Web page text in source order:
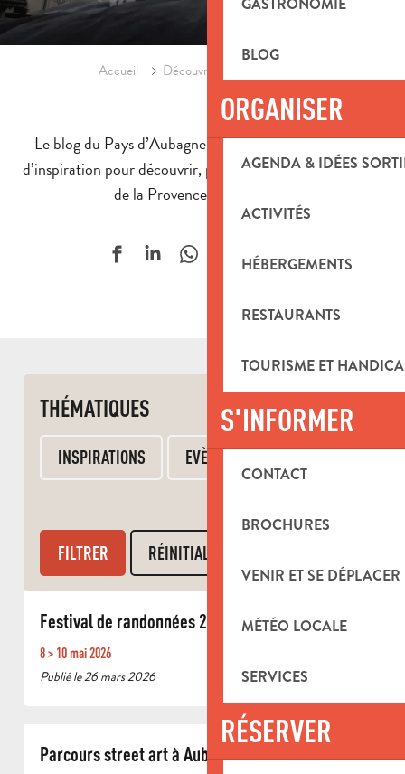
BLOG
ORGANISER
AGENDA & IDÉES
ACTIVITÉS
HÉBERGEMENTS
RESTAURANTS
TOURISME ET
S'INFORMER
CONTACT
BROCHURES
VENIR ET SE DÉPLACER
MÉTÉO LOCALE
SERVICES
RÉSERVER
Accueil Découvrir le territoire
Le blog du Pays d’Aubagne et de l’Étoile : une source
d’inspiration pour découvrir, partager et vibrer au rythme
de la Provence authentique.
Ajouter aux
THÉMATIQUES
INSPIRATIONS EVÈNEMENTS
Festival de randonnées 2026
8 > 10 mai 2026
Publié le 26 mars 2026
Parcours street art à Aubagne